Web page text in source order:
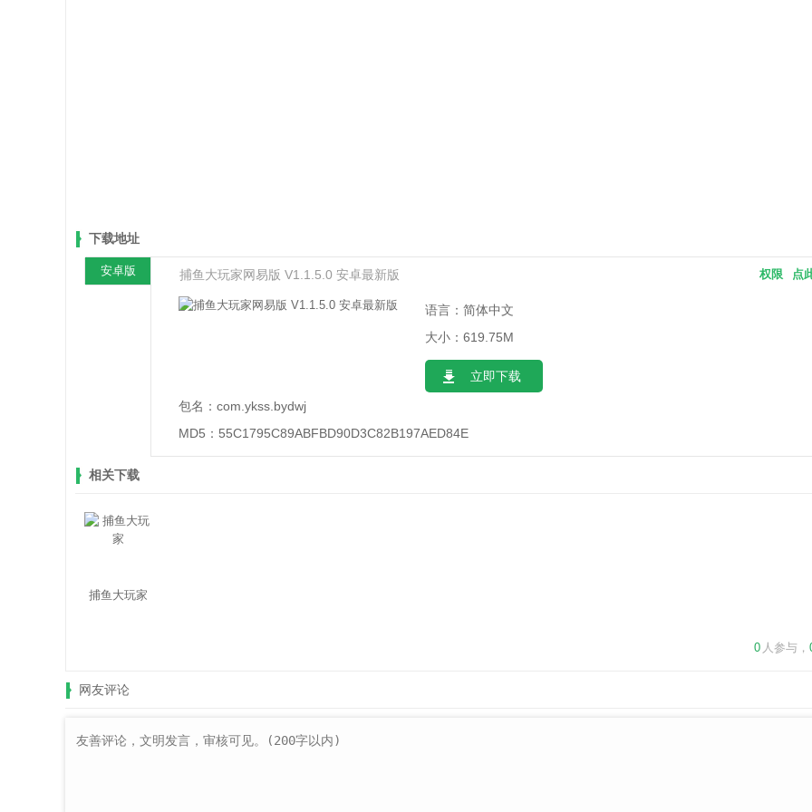
下载地址
安卓版 捕鱼大玩家网易版 V1.1.5.0 安卓最新版 点
权限
语言：简体中文
大小：619.75M
立即下载
包名： com.ykss.bydwj
MD5： 55C1795C89ABFBD90D3C82B197AED84E
相关下载
捕鱼大玩家
0 人参与，
网友评论